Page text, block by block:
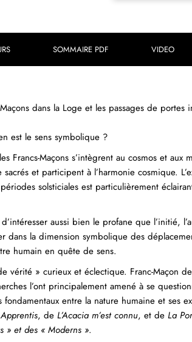
SOMMAIRE PDF VIDEO
dans la Loge et les passages de portes
est le sens symbolique ?
Maçons s’intègrent au cosmos et aux
et participent à l’harmonie cosmique.
solsticiales est particulièrement
aussi bien le profane que l’initié,
dans la dimension symbolique des
humain en quête de sens.
vérité » curieux et éclectique. Franc-Maçon
l’ont principalement amené à se
entre la nature humaine et ses
, de L’Acacia m’est connu, et de La
» et des « Moderns ».